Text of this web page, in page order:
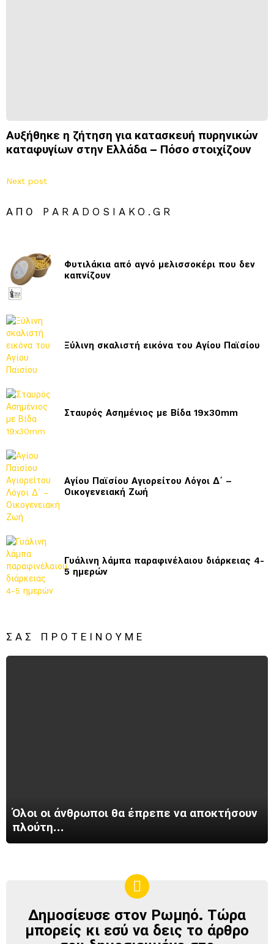
Αυξήθηκε η ζήτηση για κατασκευή πυρηνικών
καταφυγίων στην Ελλάδα – Πόσο στοιχίζουν
Next post
ΑΠΌ PARADOSIAKO.GR
Φυτιλάκια από αγνό μελισσοκέρι που δεν
καπνίζουν
Ξύλινη σκαλιστή εικόνα του Αγίου Παϊσίου
Σταυρός Ασημένιος με Βίδα 19x30mm
Αγίου Παϊσίου Αγιορείτου Λόγοι Δ΄ –
Οικογενειακή Ζωή
Γυάλινη λάμπα παραφινέλαιου διάρκειας 4-
5 ημερών
ΣΑΣ ΠΡΟΤΕΊΝΟΥΜΕ
Όλοι οι άνθρωποι θα έπρεπε να αποκτήσουν
πλούτη…
ΔΗΜΟΣΊΕΥΣΕ
ΣΤΟΝ
ΡΩΜΗΌ
Δημοσίευσε στον Ρωμηό. Τώρα
μπορείς κι εσύ να δεις το άρθρο